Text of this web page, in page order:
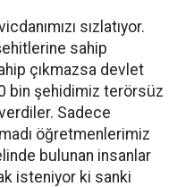
sızlatıyor.
sahip
çıkmazsa devlet
bin şehidimiz terörsüz
Sadece
öğretmenlerimiz
bulunan insanlar
isteniyor ki sanki